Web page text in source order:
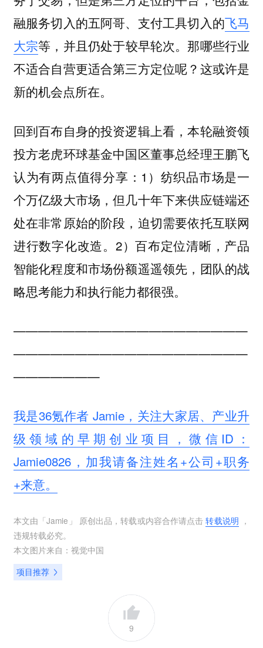
融服务切入的五阿哥、支付工具切入的飞马
大宗等，并且仍处于较早轮次。那哪些行业
不适合自营更适合第三方定位呢？这或许是
新的机会点所在。
回到百布自身的投资逻辑上看，本轮融资领
投方老虎环球基金中国区董事总经理王鹏飞
认为有两点值得分享：1） 纺织品市场是一
个万亿级大市场，但几十年下来供应链端还
处在非常原始的阶段，迫切需要依托互联网
进行数字化改造。2）百布定位清晰，产品
智能化程度和市场份额遥遥领先，团队的战
略思考能力和执行能力都很强。
———————————————————
———————————————————
———————
我是36氪作者 Jamie，关注大家居、产业升
级领域的早期创业项目，微信ID：
Jamie0826，加我请备注姓名+公司+职务
+来意。
本文由「Jamie 」 原创出品，转载或内容合作请点击转载说明 ，
违规转载必究。
本文图片来自： 视觉中国
项目推荐
9